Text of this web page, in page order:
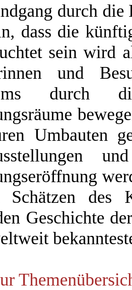
durch
dass die
sein wird
und
durch
Umbauten
des
Geschichte